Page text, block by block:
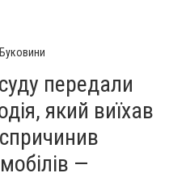
передали
який виїхав
спричинив
—